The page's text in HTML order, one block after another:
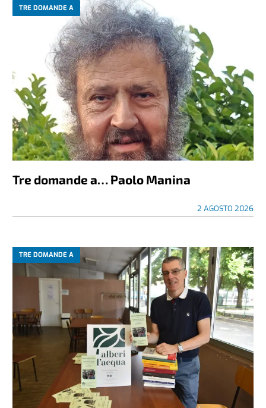
TRE DOMANDE A
Tre domande a… Paolo Manina
2 AGOSTO 2026
TRE DOMANDE A